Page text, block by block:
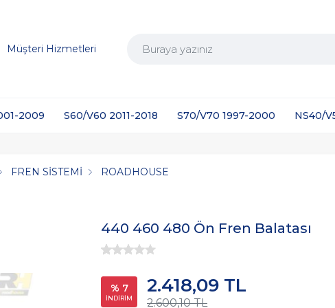
Müşteri Hizmetleri
2009 S60/V60 2011-2018 S70/V70 1997-2000 NS40/
FREN SİSTEMİ ROADHOUSE
440 460 480 Ön Fren Balatası
% 7
İNDİRİM 2.600,10 TL
2.418,09 TL